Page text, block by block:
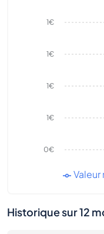
0€
1€
1€
1€
1€
Historique sur 12